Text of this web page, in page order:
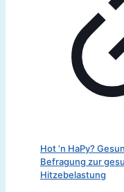
Hot ’n HaPy?
Befragung zur
Hitzebelastung